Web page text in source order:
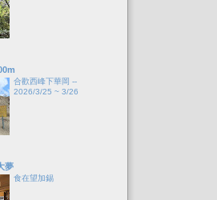
合歡西峰下華岡 --
2026/3/25 ~ 3/26
夢
食在望加錫